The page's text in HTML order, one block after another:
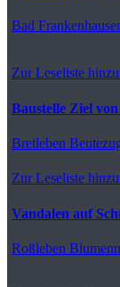
Bad
Zur Leseliste
Baustelle Ziel
Bretleben
Zur Leseliste
Vandalen auf
Roßleben